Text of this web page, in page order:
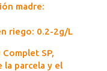
madre:
riego: 0.2-2g/L
SP,
la parcela y el